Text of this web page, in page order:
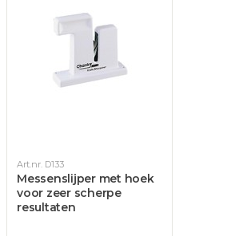
Art.nr. D133
Messenslijper met hoek
voor zeer scherpe
resultaten